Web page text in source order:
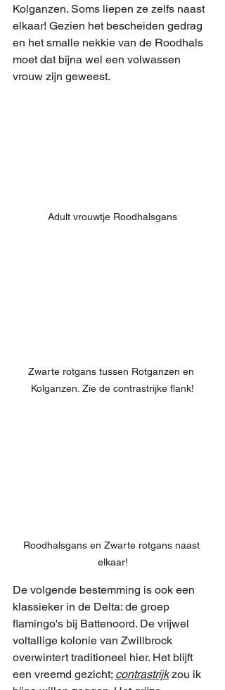
Kolganzen. Soms liepen ze zelfs naast
elkaar! Gezien het bescheiden gedrag
en het smalle nekkie van de Roodhals
moet dat bijna wel een volwassen
vrouw zijn geweest.
Adult vrouwtje Roodhalsgans
Zwarte rotgans tussen Rotganzen en
Kolganzen. Zie de contrastrijke flank!
Roodhalsgans en Zwarte rotgans naast
elkaar!
De volgende bestemming is ook een
klassieker in de Delta: de groep
flamingo's bij Battenoord. De vrijwel
voltallige kolonie van Zwillbrock
overwintert traditioneel hier. Het blijft
een vreemd gezicht; contrastrijk zou ik